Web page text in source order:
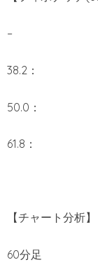
–
38.2：
50.0：
61.8：
【チャート分析】
60分足